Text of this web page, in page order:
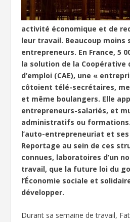
activité économique et de
leur travail. Beaucoup moins
entrepreneurs. En France, 5
la solution de la Coopérative
d’emploi (CAE), une «
côtoient télé-secrétaires,
et même boulangers. Elle
entrepreneurs-salariés, et
administratifs ou
l’auto-entrepreneuriat et
Reportage au sein de ces
connues, laboratoires d’un
travail, que la future loi du
l’Économie sociale et
développer.
Durant sa semaine de travail,